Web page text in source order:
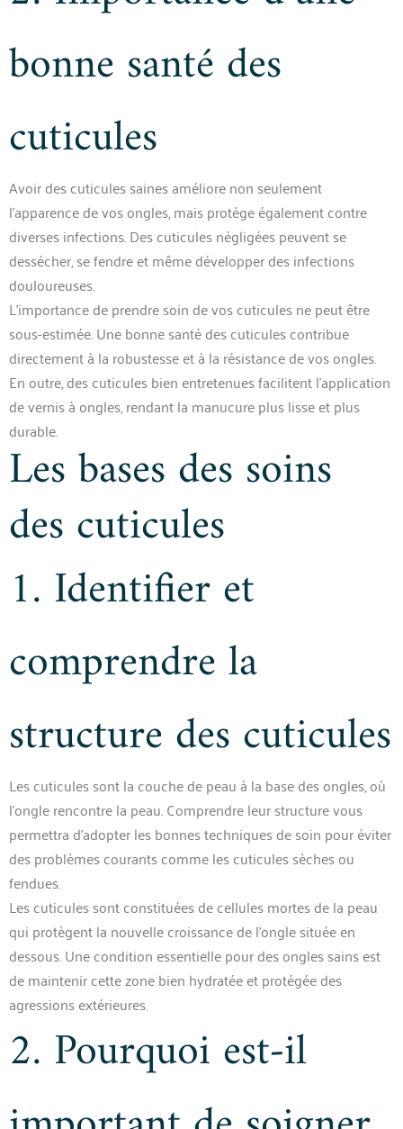
bonne santé des
cuticules
Avoir des cuticules saines améliore non seulement
l’apparence de vos ongles, mais protège également contre
diverses infections. Des cuticules négligées peuvent se
dessécher, se fendre et même développer des infections
douloureuses.
L’importance de prendre soin de vos cuticules ne peut être
sous-estimée. Une bonne santé des cuticules contribue
directement à la robustesse et à la résistance de vos ongles.
En outre, des cuticules bien entretenues facilitent l’application
de vernis à ongles, rendant la manucure plus lisse et plus
durable.
Les bases des soins
des cuticules
1. Identifier et
comprendre la
structure des cuticules
Les cuticules sont la couche de peau à la base des ongles, où
l’ongle rencontre la peau. Comprendre leur structure vous
permettra d’adopter les bonnes techniques de soin pour éviter
des problèmes courants comme les cuticules sèches ou
fendues.
Les cuticules sont constituées de cellules mortes de la peau
qui protègent la nouvelle croissance de l’ongle située en
dessous. Une condition essentielle pour des ongles sains est
de maintenir cette zone bien hydratée et protégée des
agressions extérieures.
2. Pourquoi est-il